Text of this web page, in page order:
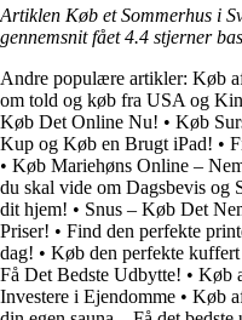
Artiklen Køb et Sommerhus i
gennemsnit fået4.4 stjerner
Andre populære artikler: Køb
om told og køb fra USA og
Køb Det Online Nu! • Køb
Kup og Køb en Brugt iPad! •
• Køb Mariehøns Online –
du skal vide om Dagsbevis og
dit hjem! • Snus – Køb Det
Priser! • Find den perfekte
dag! • Køb den perfekte
Få Det Bedste Udbytte! • Køb
Investere i Ejendomme • Køb